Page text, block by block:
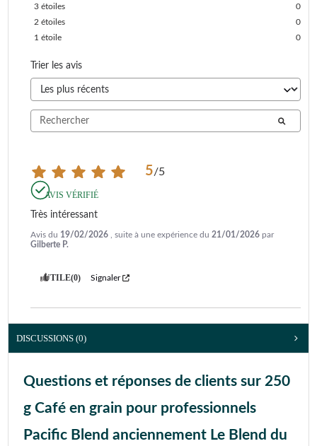
3 étoiles
0
2 étoiles
0
1 étoile 0
Trier les avis
5/5
AVIS VÉRIFIÉ
Très intéressant
Avis du 19/02/2026 , suite à une expérience du 21/01/2026 par
Gilberte P.
UTILE(0) Signaler
DISCUSSIONS (0)
Questions et réponses de clients sur 250
g Café en grain pour professionnels
Pacific Blend anciennement Le Blend du